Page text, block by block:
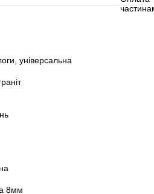
універсальна
8мм